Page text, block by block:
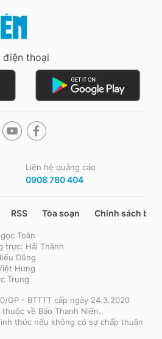
điện thoại
Liên hệ quảng cáo
0908 780 404
RSS Tòa soạn Chính sách bảo
Toàn
trực: Hải Thành
Dũng
Hưng
Trung
GP - BTTTT cấp ngày 24.3.2020
về Báo Thanh Niên.
thức nếu không có sự chấp thuận